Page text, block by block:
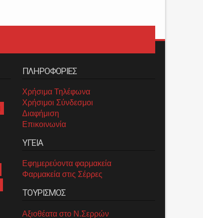
ΠΛΗΡΟΦΟΡΙΕΣ
Χρήσιμα Τηλέφωνα
Χρήσιμοι Σύνδεσμοι
Διαφήμιση
Επικοινωνία
ΥΓΕΙΑ
Εφημερεύοντα φαρμακεία
Φαρμακεία στις Σέρρες
ΤΟΥΡΙΣΜΟΣ
Αξιοθέατα στο Ν.Σερρών